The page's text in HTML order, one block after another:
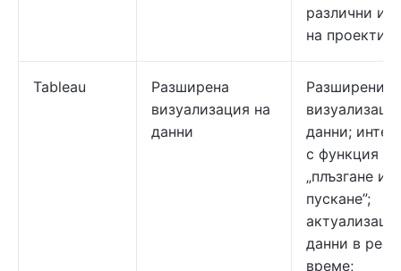
различни
на проекти
Tableau
Разширена
визуализация на
данни
Разширени
данни;
с функция
„плъзгане и
пускане”;
данни в
време;